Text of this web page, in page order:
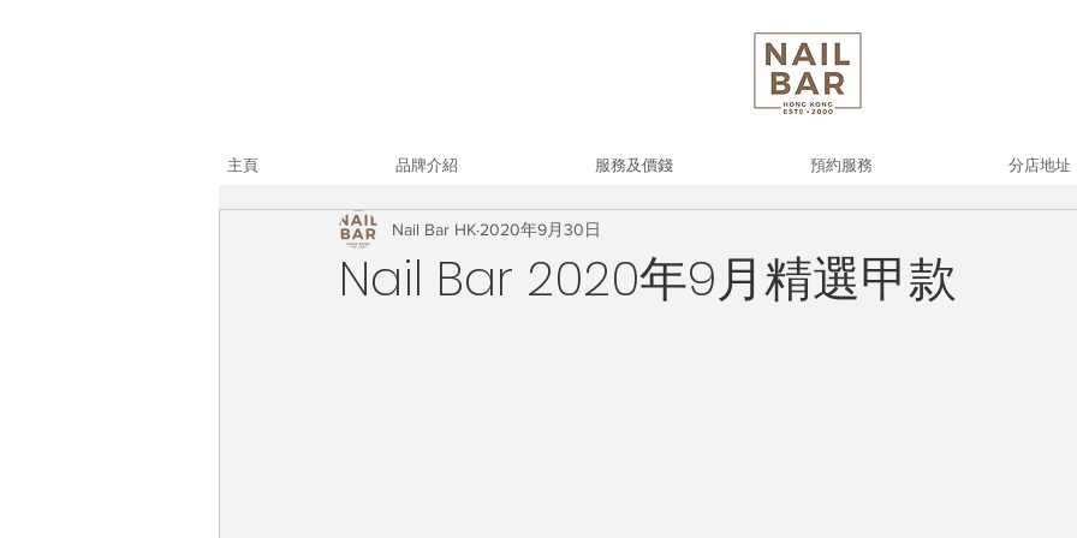
主頁 品牌介紹 服務及價錢 預約服務 分店地址
Nail Bar 2020年9月精選甲款
Nail Bar HK 2020年9月30日